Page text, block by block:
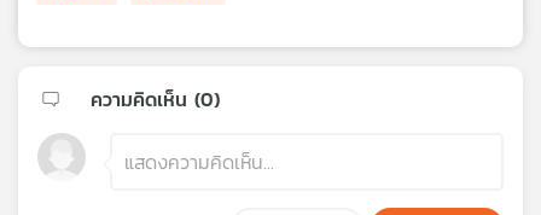
ความคิดเห็น (0)